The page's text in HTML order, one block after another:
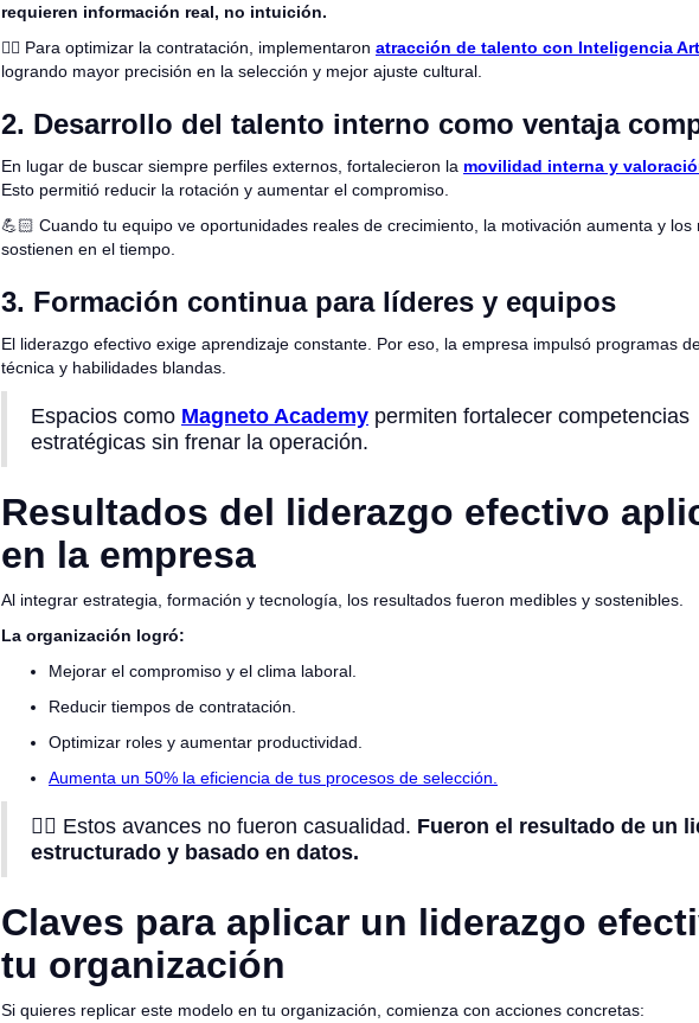
requieren información real, no intuición.
👉🏻 Para optimizar la contratación, implementaron atracción de talento con Inteligencia
logrando mayor precisión en la selección y mejor ajuste cultural.
2. Desarrollo del talento interno como ventaja
En lugar de buscar siempre perfiles externos, fortalecieron la movilidad interna y
Esto permitió reducir la rotación y aumentar el compromiso.
💪🏻 Cuando tu equipo ve oportunidades reales de crecimiento, la motivación aumenta y los
sostienen en el tiempo.
3. Formación continua para líderes y equipos
El liderazgo efectivo exige aprendizaje constante. Por eso, la empresa impulsó programas
técnica y habilidades blandas.
Espacios como Magneto Academy permiten fortalecer competencias
estratégicas sin frenar la operación.
Resultados del liderazgo efectivo
en la empresa
Al integrar estrategia, formación y tecnología, los resultados fueron medibles y sostenibles.
La organización logró:
Mejorar el compromiso y el clima laboral.
Reducir tiempos de contratación.
Optimizar roles y aumentar productividad.
Aumenta un 50% la eficiencia de tus procesos de selección.
👉🏻 Estos avances no fueron casualidad. Fueron el resultado de un
estructurado y basado en datos.
Claves para aplicar un liderazgo
tu organización
Si quieres replicar este modelo en tu organización, comienza con acciones concretas: